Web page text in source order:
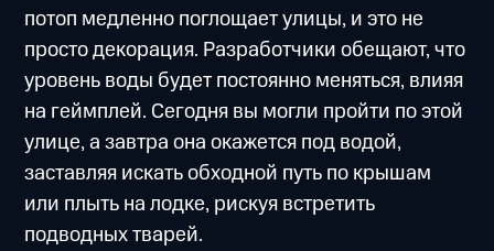
потоп медленно поглощает улицы, и это не
просто декорация. Разработчики обещают, что
уровень воды будет постоянно меняться, влияя
на геймплей. Сегодня вы могли пройти по этой
улице, а завтра она окажется под водой,
заставляя искать обходной путь по крышам
или плыть на лодке, рискуя встретить
подводных тварей.